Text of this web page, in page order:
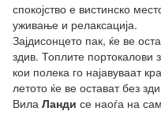
спокојство е вистинско
уживање и релаксација.
Зајдисонцето пак, ќе ве
здив. Топлите портокалови
кои полека го најавуваат
летото ќе ве остават без
ВилаЛандисе наоѓа на